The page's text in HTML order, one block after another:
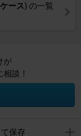
ース) の一覧
が
談！
保存